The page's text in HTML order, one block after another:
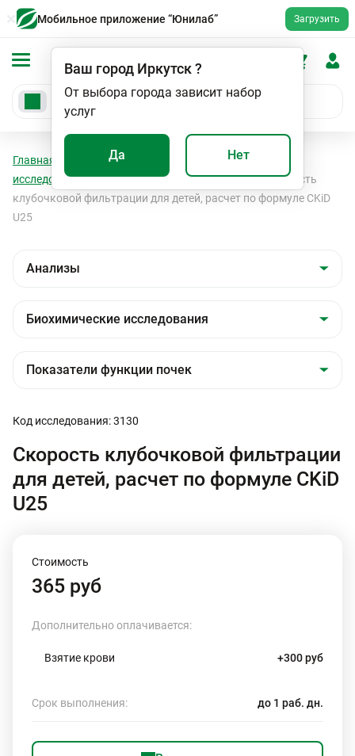
Мобильное приложение “Юнилаб” Загрузить
Ваш город Иркутск?
От выбора города зависит набор
услуг
Да Нет
Главная Анализы
Биохимические
исследования
Показатели функции почек
Скорость
клубочковой фильтрации для детей, расчет по формуле CKiD
U25
Код исследования: 3130
Скорость клубочковой фильтрации
для детей, расчет по формуле CKiD
U25
Стоимость
365 руб
Дополнительно оплачивается:
Взятие крови +300 руб
Срок выполнения: до 1 раб. дн.